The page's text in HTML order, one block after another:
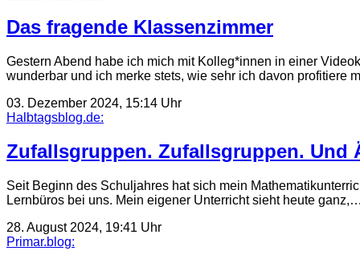
Das fragende Klassenzimmer
Gestern Abend habe ich mich mit Kolleg*innen in einer
wunderbar und ich merke stets, wie sehr ich davon profitiere
03. Dezember 2024, 15:14 Uhr
Halbtagsblog.de:
Zufallsgruppen. Zufallsgruppen. Und
Seit Beginn des Schuljahres hat sich mein
Lernbüros bei uns. Mein eigener Unterricht sieht heute
28. August 2024, 19:41 Uhr
Primar.blog: